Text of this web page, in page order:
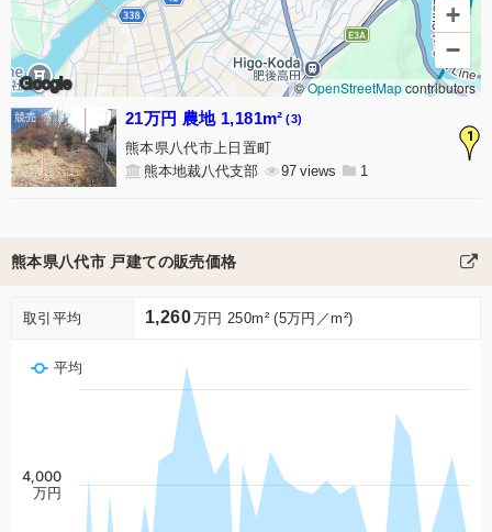
Google
+
−
©OpenStreetMapcontributors
1
21万円 農地 1,181m² (3)
熊本県八代市上日置町
熊本地裁八代支部
97 1
熊本県八代市 戸建ての販売価格
取引平均 1,260万円 250m² (5万円／m²)
平均
4,000
万円